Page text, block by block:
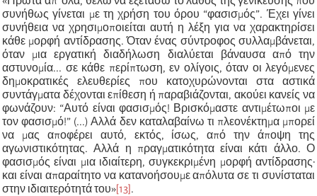
συνήθως γίνεται με τη χρήση του όρου “φασισμός”. Έχει γίνει
συνήθεια να χρησιμοποιείται αυτή η λέξη για να χαρακτηρίσει
κάθε μορφή αντίδρασης. Όταν ένας σύντροφος συλλαμβάνεται,
όταν μια εργατική διαδήλωση διαλύεται βάναυσα από την
αστυνομία... σε κάθε περίπτωση, εν ολίγοις, όταν οι λεγόμενες
δημοκρατικές ελευθερίες που κατοχυρώνονται στα αστικά
συντάγματα δέχονται επίθεση ή παραβιάζονται, ακούει κανείς να
φωνάζουν: “Αυτό είναι φασισμός! Βρισκόμαστε αντιμέτωποι με
τον φασισμό!” (...) Αλλά δεν καταλαβαίνω τι πλεονέκτημα μπορεί
να μας αποφέρει αυτό, εκτός, ίσως, από την άποψη της
αγωνιστικότητας. Αλλά η πραγματικότητα είναι κάτι άλλο. Ο
φασισμός είναι μια ιδιαίτερη, συγκεκριμένη μορφή αντίδρασης∙
και είναι απαραίτητο να κατανοήσουμε απόλυτα σε τι συνίσταται
στην ιδιαιτερότητά του»[13].